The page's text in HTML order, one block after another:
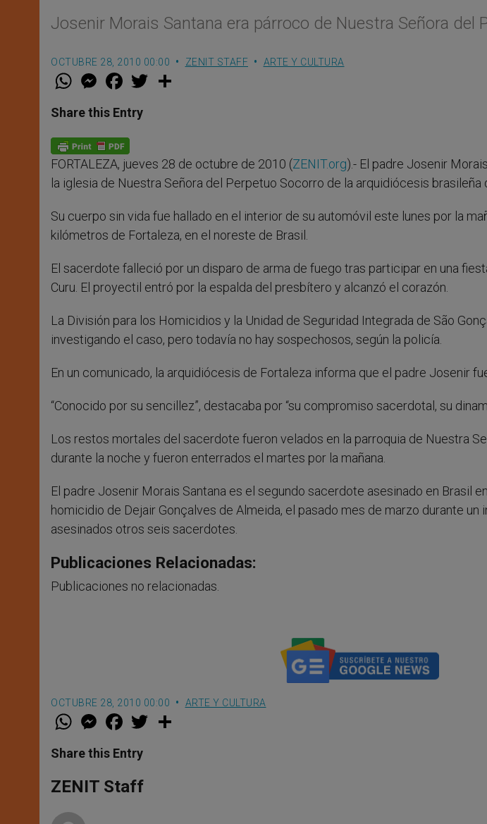
Josenir Morais Santana era párroco de Nuestra Señora del
OCTUBRE 28, 2010 00:00 ZENIT STAFF ARTE Y CULTURA
W
t
s
p
p
M
e
s
e
g
e
r
F
a
e
b
o
k
w
Share this Entry
FORTALEZA, jueves 28 de octubre de 2010 (ZENIT.org).- El padre Josenir
la iglesia de Nuestra Señora del Perpetuo Socorro de la arquidiócesis brasileña
Su cuerpo sin vida fue hallado en el interior de su automóvil este lunes por la
kilómetros de Fortaleza, en el noreste de Brasil.
El sacerdote falleció por un disparo de arma de fuego tras participar en una
Curu. El proyectil entró por la espalda del presbítero y alcanzó el corazón.
La División para los Homicidios y la Unidad de Seguridad Integrada de São
investigando el caso, pero todavía no hay sospechosos, según la policía.
En un comunicado, la arquidiócesis de Fortaleza informa que el padre Josenir
“Conocido por su sencillez”, destacaba por “su compromiso sacerdotal, su
Los restos mortales del sacerdote fueron velados en la parroquia de Nuestra
durante la noche y fueron enterrados el martes por la mañana.
El padre Josenir Morais Santana es el segundo sacerdote asesinado en Brasil
homicidio de Dejair Gonçalves de Almeida, el pasado mes de marzo durante un
asesinados otros seis sacerdotes.
Publicaciones Relacionadas:
Publicaciones no relacionadas.
OCTUBRE 28, 2010 00:00 ARTE Y CULTURA
W
t
s
p
p
M
e
s
e
g
e
F
a
e
b
o
k
w
Share this Entry
ZENIT Staff